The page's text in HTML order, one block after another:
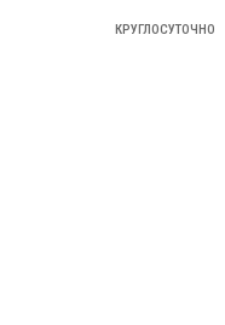
КРУГЛОСУТОЧНО